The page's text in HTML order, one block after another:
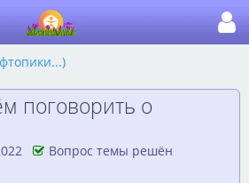
поговорить о
Вопрос темы решён